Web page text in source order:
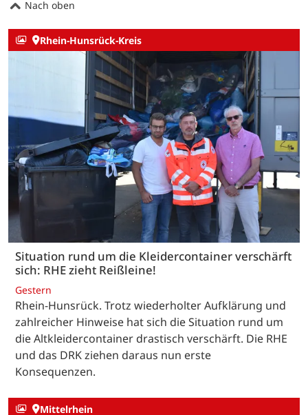
Nach oben
Rhein-Hunsrück-Kreis
Situation rund um die Kleidercontainer verschärft
sich: RHE zieht Reißleine!
Gestern
Rhein-Hunsrück. Trotz wiederholter Aufklärung und
zahlreicher Hinweise hat sich die Situation rund um
die Altkleidercontainer drastisch verschärft. Die RHE
und das DRK ziehen daraus nun erste
Konsequenzen.
Mittelrhein